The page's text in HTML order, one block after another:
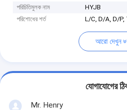
পরিচিতিমুলক নাম
HYJB
পরিশোধের শর্ত
L/C, D/A, D/P, T/
আরো দেখুন
যোগাযোগের
Mr. Henry